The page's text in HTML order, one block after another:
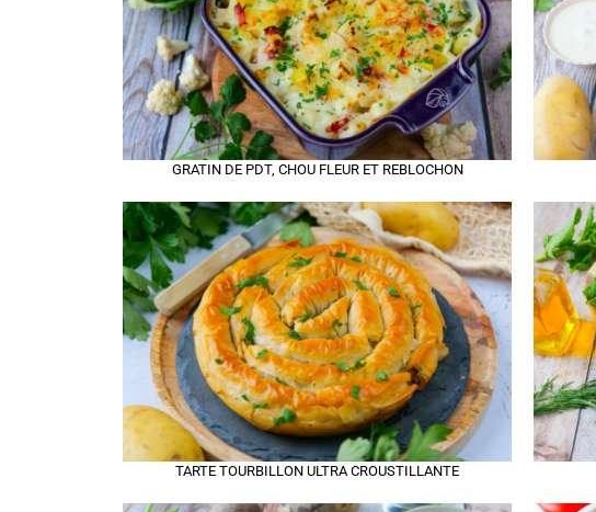
GRATIN DE PDT, CHOU FLEUR ET REBLOCHON
TARTE TOURBILLON ULTRA CROUSTILLANTE